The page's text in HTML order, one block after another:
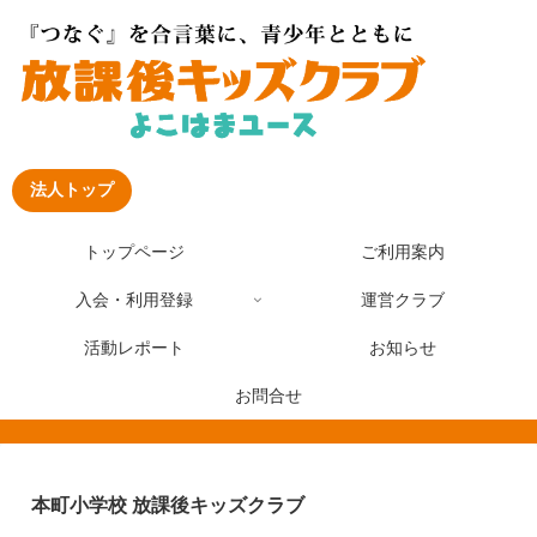
法人トップ
トップページ ご利用案内
入会・利用登録 運営クラブ
活動レポート お知らせ
お問合せ
本町小学校 放課後キッズクラブ